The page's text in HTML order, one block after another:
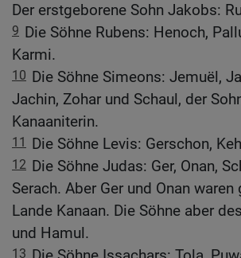
Der erstgeborene Sohn Jakobs:
9 Die Söhne Rubens: Henoch,
Karmi.
10 Die Söhne Simeons: Jemuël,
Jachin, Zohar und Schaul, der
Kanaaniterin.
11 Die Söhne Levis: Gerschon,
12 Die Söhne Judas: Ger, Onan,
Serach. Aber Ger und Onan
Lande Kanaan. Die Söhne aber
und Hamul.
13